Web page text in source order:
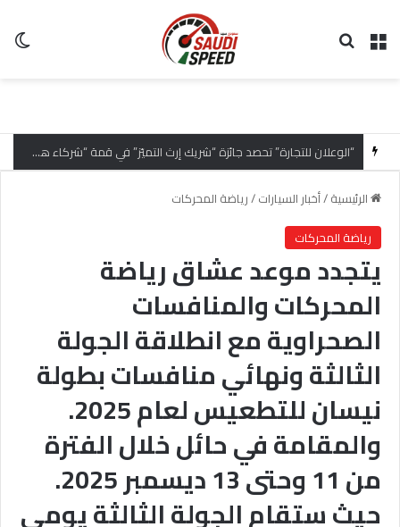
القائمة
“الوعلان للتجارة” تحصد جائزة “شريك إرث التميّز” في قمة “شركاء هيونداي لعام 2026” تقديراً للتميّز التشغيلي وريادة تجارب العميل
الرئيسية/أخبار السيارات/رياضة المحركات
رياضة المحركات
يتجدد موعد عشاق رياضة
المحركات والمنافسات
الصحراوية مع انطلاقة الجولة
الثالثة ونهائي منافسات بطولة
نيسان للتطعيس لعام 2025.
والمقامة في حائل خلال الفترة
من 11 وحتى 13 ديسمبر 2025.
حيث ستقام الجولة الثالثة يومى